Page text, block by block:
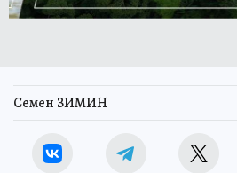
Семен ЗИМИН